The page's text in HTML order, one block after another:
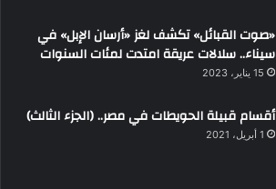
«صوت القبائل» تكشف لغز «أرسان الإبل» في
سيناء.. سلالات عريقة امتدت لمئات السنوات
15 يناير، 2023
أقسام قبيلة الحويطات في مصر.. (الجزء الثالث)
1 أبريل، 2021